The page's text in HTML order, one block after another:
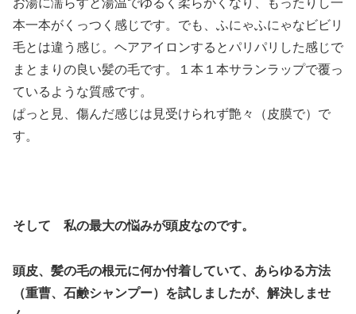
本一本がくっつく感じです。でも、ふにゃふにゃなビビリ
毛とは違う感じ。ヘアアイロンするとパリパリした感じで
まとまりの良い髪の毛です。１本１本サランラップで覆っ
ているような質感です。
ぱっと見、傷んだ感じは見受けられず艶々（皮膜で）で
す。
そして 私の最大の悩みが頭皮なのです。
頭皮、髪の毛の根元に何か付着していて、 あらゆる方法
（重曹、石鹸シャンプー）を試しましたが、解決しませ